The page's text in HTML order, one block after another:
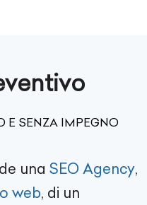
E SENZA IMPEGNO
una SEO Agency,
web, di un